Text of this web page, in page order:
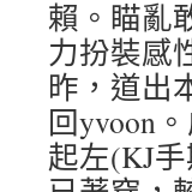
賴。瞄亂
力扮裝感
昨，道出
回yvoon
起左(KJ